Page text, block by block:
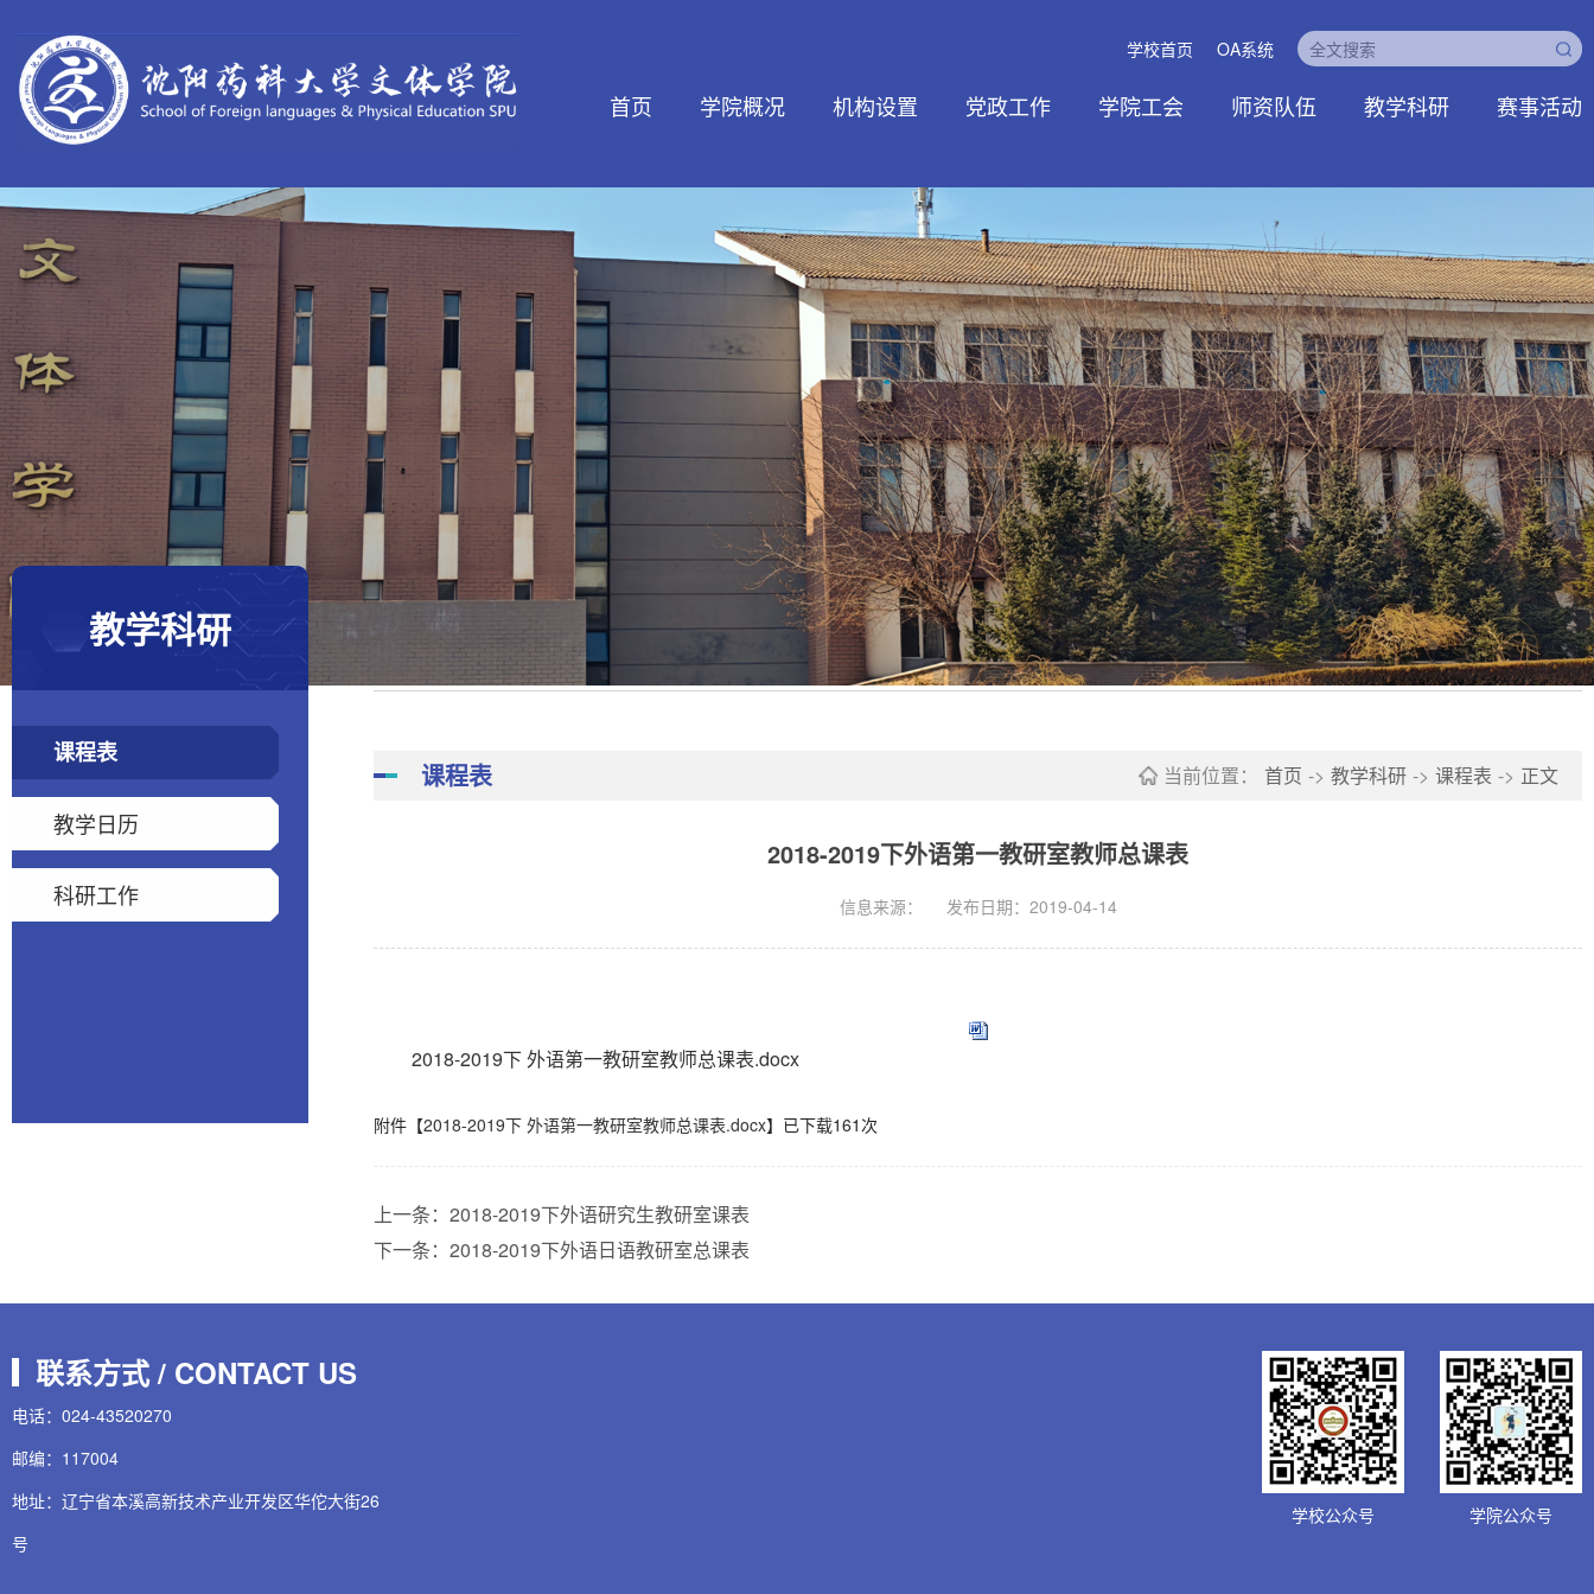
学校首页 OA系统
首页 学院概况 机构设置 党政工作 学院工会 师资队伍 教学科研 赛事活动
教学科研
课程表
教学日历
科研工作
课程表 当前位置： 首页 -> 教学科研 -> 课程表 -> 正文
2018-2019下外语第一教研室教师总课表
信息来源： 发布日期：2019-04-14
2018-2019下 外语第一教研室教师总课表.docx
附件【2018-2019下 外语第一教研室教师总课表.docx】已下载161次
上一条： 2018-2019下外语研究生教研室课表
下一条： 2018-2019下外语日语教研室总课表
联系方式 / CONTACT US
电话：024-43520270
邮编：117004
地址：辽宁省本溪高新技术产业开发区华佗大街26
号
学校公众号 学院公众号